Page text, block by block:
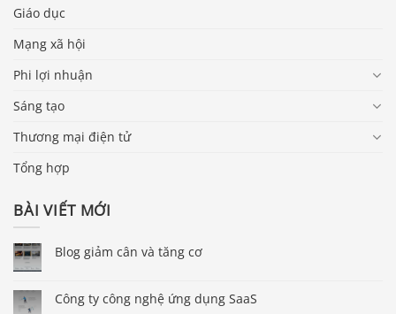
Giáo dục
Mạng xã hội
Phi lợi nhuận
Sáng tạo
Thương mại điện tử
Tổng hợp
BÀI VIẾT MỚI
Blog giảm cân và tăng cơ
Công ty công nghệ ứng dụng SaaS